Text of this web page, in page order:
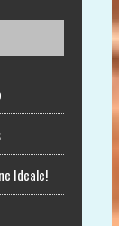
Ideale!